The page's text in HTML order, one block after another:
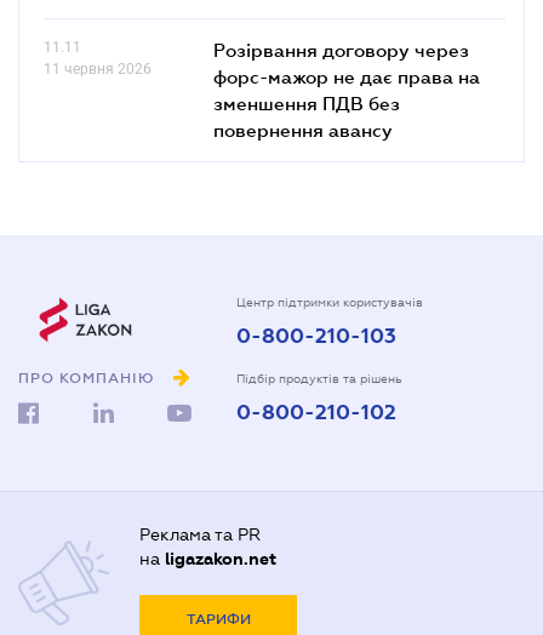
11.11
11 червня 2026
Розірвання договору через
форс-мажор не дає права на
зменшення ПДВ без
повернення авансу
ПРО КОМПАНІЮ
Центр підтримки користувачів
0-800-210-103
Підбір продуктів та рішень
0-800-210-102
Реклама та PR
на ligazakon.net
ТАРИФИ